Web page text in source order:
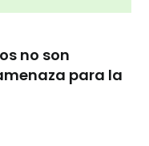
no son
para la